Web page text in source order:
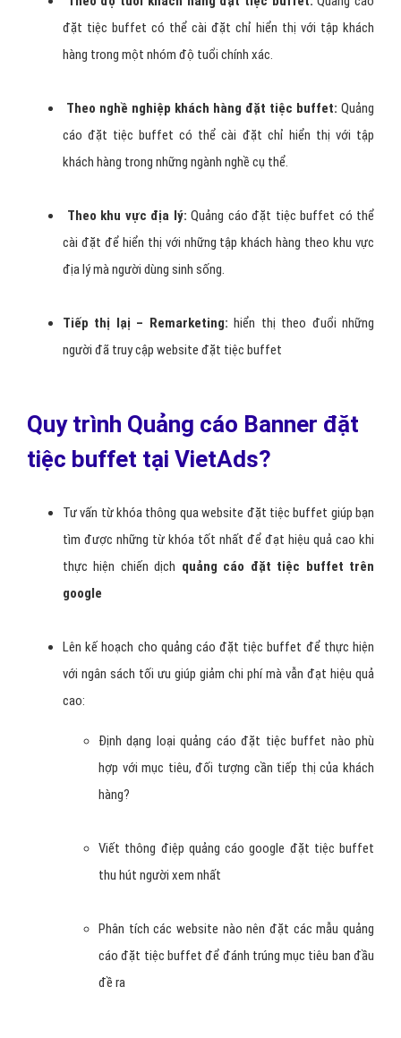
đặt tiệc buffet có thể cài đặt chỉ hiển thị với tập khách
hàng trong một nhóm độ tuổi chính xác.
Theo nghề nghiệp khách hàng đặt tiệc buffet: Quảng
cáo đặt tiệc buffet có thể cài đặt chỉ hiển thị với tập
khách hàng trong những ngành nghề cụ thể.
Theo khu vực địa lý: Quảng cáo đặt tiệc buffet có thể
cài đặt để hiển thị với những tập khách hàng theo khu vực
địa lý mà người dùng sinh sống.
Tiếp thị lạị – Remarketing: hiển thị theo đuổi những
người đã truy cập website đặt tiệc buffet
Quy trình Quảng cáo Banner đặt
tiệc buffet tại VietAds?
Tư vấn từ khóa thông qua website đặt tiệc buffet giúp bạn
tìm được những từ khóa tốt nhất để đạt hiệu quả cao khi
thực hiện chiến dịch quảng cáo đặt tiệc buffet trên
google
Lên kế hoạch cho quảng cáo đặt tiệc buffet để thực hiện
với ngân sách tối ưu giúp giảm chi phí mà vẫn đạt hiệu quả
cao:
Định dạng loại quảng cáo đặt tiệc buffet nào phù
hợp với mục tiêu, đối tượng cần tiếp thị của khách
hàng?
Viết thông điệp quảng cáo google đặt tiệc buffet
thu hút người xem nhất
Phân tích các website nào nên đặt các mẫu quảng
cáo đặt tiệc buffet để đánh trúng mục tiêu ban đầu
đề ra